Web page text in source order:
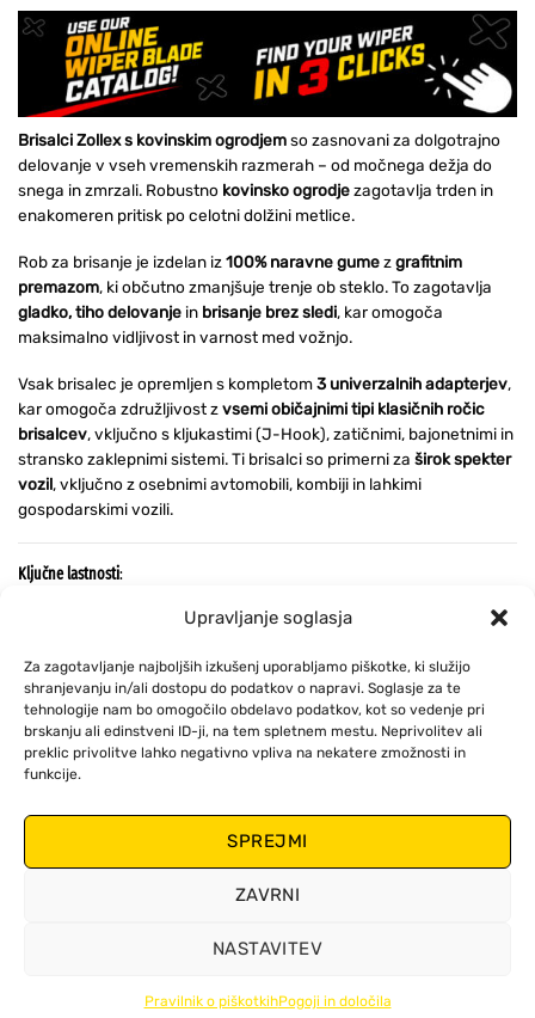
Upravljanje soglasja
Za zagotavljanje najboljših izkušenj uporabljamo piškotke, ki služijo
shranjevanju in/ali dostopu do podatkov o napravi. Soglasje za te
tehnologije nam bo omogočilo obdelavo podatkov, kot so vedenje pri
brskanju ali edinstveni ID-ji, na tem spletnem mestu. Neprivolitev ali
preklic privolitve lahko negativno vpliva na nekatere zmožnosti in
funkcije.
SPREJMI
ZAVRNI
NASTAVITEV
Pravilnik o piškotkihPogoji in določila
Brisalci Zollex s kovinskim ogrodjemso zasnovani za dolgotrajno
delovanje v vseh vremenskih razmerah – od močnega dežja do
snega in zmrzali. Robustno kovinsko ogrodjezagotavlja trden in
enakomeren pritisk po celotni dolžini metlice.
Rob za brisanje je izdelan iz100% naravne gumezgrafitnim
premazom, ki občutno zmanjšuje trenje ob steklo. To zagotavlja
gladko, tiho delovanje in brisanje brez sledi, kar omogoča
maksimalno vidljivost in varnost med vožnjo.
Vsak brisalec je opremljen s kompletom3 univerzalnih adapterjev,
kar omogoča združljivost zvsemi običajnimi tipi klasičnih ročic
brisalcev, vključno s kljukastimi (J-Hook), zatičnimi, bajonetnimi in
stransko zaklepnimi sistemi. Ti brisalci so primerni za širok spekter
vozil, vključno z osebnimi avtomobili, kombiji in lahkimi
gospodarskimi vozili.
Ključne lastnosti:
Celoletno delovanje (dež, sneg, prah in zmrzal)
Vzdržljivo kovinsko ogrodje za maksimalen pritisk in
zanesljivost
Guma s grafitnim premazom za tiho brisanje brez sledi
Dolga življenjska doba, UV- in ozon-odporne snovi
Vključuje3 adapterjeza večnamensko namestitev
Združljiv z 99% konvencionalnih klasičnih ročic brisalcev
Primerno za naslednje tipe ročic brisalcev:
Kljukaste ročice (8,7×7 mm in 9×11 mm)
Stranski zatič (Ø4,8 mm in Ø6,3 mm)
Copyright 2026 ©Zollex Terms and Conditions